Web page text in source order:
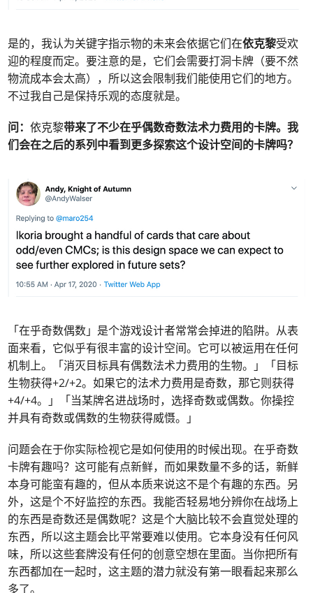
是的，我认为关键字指示物的未来会依据它们在依克黎受欢
迎的程度而定。要注意的是，它们会需要打洞卡牌（要不然
物流成本会太高），所以这会限制我们能使用它们的地方。
不过我自己是保持乐观的态度就是。
问：依克黎带来了不少在乎偶数奇数法术力费用的卡牌。我
们会在之后的系列中看到更多探索这个设计空间的卡牌吗？
「在乎奇数偶数」是个游戏设计者常常会掉进的陷阱。从表
面来看，它似乎有很丰富的设计空间。它可以被运用在任何
机制上。「消灭目标具有偶数法术力费用的生物。」「目标
生物获得+2/+2。如果它的法术力费用是奇数，那它则获得
+4/+4。」「当某牌名进战场时，选择奇数或偶数。你操控
并具有奇数或偶数的生物获得威慑。」
问题会在于你实际检视它是如何使用的时候出现。在乎奇数
卡牌有趣吗？这可能有点新鲜，而如果数量不多的话，新鲜
本身可能蛮有趣的，但从本质来说这不是个有趣的东西。另
外，这是个不好监控的东西。我能否轻易地分辨你在战场上
的东西是奇数还是偶数呢？这是个大脑比较不会直觉处理的
东西，所以这主题会比平常要难以使用。它本身没有任何风
味，所以这些套牌没有任何的创意空想在里面。当你把所有
东西都加在一起时，这主题的潜力就没有第一眼看起来那么
多了。